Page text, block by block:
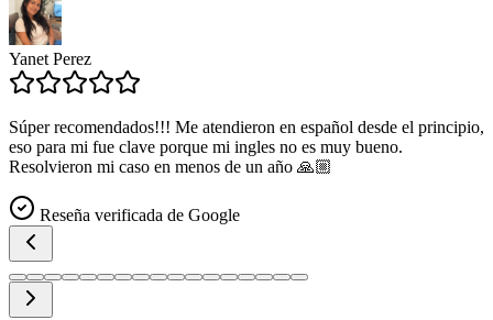
Yanet Perez
Súper recomendados!!! Me atendieron en español desde el principio,
eso para mi fue clave porque mi ingles no es muy bueno.
Resolvieron mi caso en menos de un año 🙏🏼
Reseña verificada de Google